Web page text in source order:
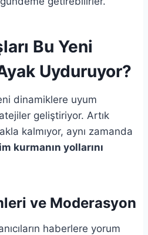
Bu Yeni
Uyduruyor?
dinamiklere uyum
geliştiriyor. Artık
kalmıyor, aynı zamanda
kurmanın yollarını
ve Moderasyon
haberlere yorum